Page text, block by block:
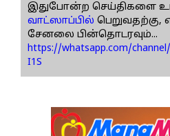
இதுபோன்ற செய்திகளை
வாட்ஸாப்பில்
சேனலை பின்தொடரவும்...
https://whatsapp.com/channel/
I1S